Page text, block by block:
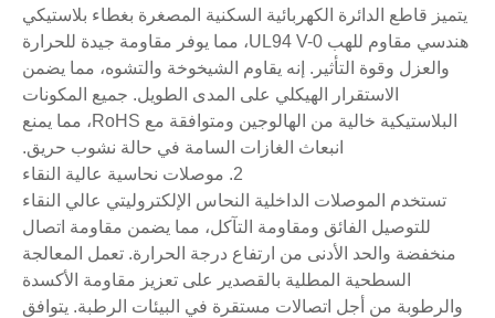
يتميز قاطع الدائرة الكهربائية السكنية المصغرة بغطاء بلاستيكي
هندسي مقاوم للهب UL94 V-0، مما يوفر مقاومة جيدة للحرارة
والعزل وقوة التأثير. إنه يقاوم الشيخوخة والتشوه، مما يضمن
الاستقرار الهيكلي على المدى الطويل. جميع المكونات
البلاستيكية خالية من الهالوجين ومتوافقة مع RoHS، مما يمنع
انبعاث الغازات السامة في حالة نشوب حريق.
2. موصلات نحاسية عالية النقاء
تستخدم الموصلات الداخلية النحاس الإلكتروليتي عالي النقاء
للتوصيل الفائق ومقاومة التآكل، مما يضمن مقاومة اتصال
منخفضة والحد الأدنى من ارتفاع درجة الحرارة. تعمل المعالجة
السطحية المطلية بالقصدير على تعزيز مقاومة الأكسدة
والرطوبة من أجل اتصالات مستقرة في البيئات الرطبة. يتوافق